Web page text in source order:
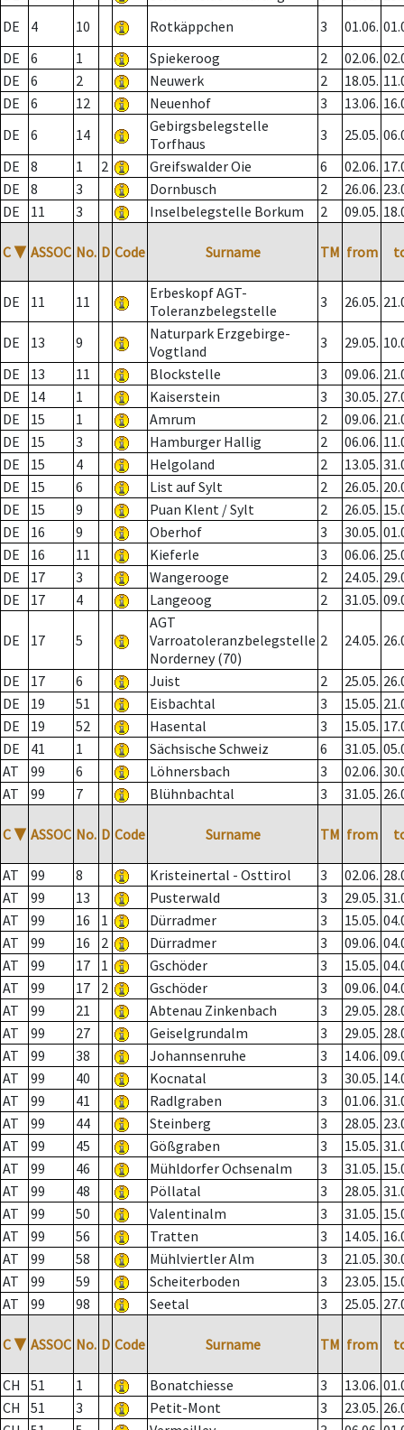
DE
4 10 Rotkäppchen 3 01.06.
DE
6 1 Spiekeroog 2 02.06.
DE
6 2 Neuwerk 2 18.05.
DE
6 12 Neuenhof 3 13.06.
DE
6 14
Gebirgsbelegstelle
Torfhaus
3 25.05.
DE
8 1 2 Greifswalder Oie 6 02.06.
DE
8 3 Dornbusch 2 26.06.
DE
11 3 Inselbelegstelle Borkum 2 09.05.
C ▼ ASSOC No. D Code Surname TM from
DE 11 11
Erbeskopf AGT-
Toleranzbelegstelle
3 26.05.
DE 13 9
Naturpark Erzgebirge-
Vogtland
3 29.05.
DE
13 11 Blockstelle 3 09.06.
DE
14 1 Kaiserstein 3 30.05.
DE
15 1 Amrum 2 09.06.
DE
15 3 Hamburger Hallig 2 06.06.
DE
15 4 Helgoland 2 13.05.
DE
15 6 List auf Sylt 2 26.05.
DE
15 9 Puan Klent / Sylt 2 26.05.
DE
16 9 Oberhof 3 30.05.
DE
16 11 Kieferle 3 06.06.
DE
17 3 Wangerooge 2 24.05.
DE
17 4 Langeoog 2 31.05.
DE 17 5
AGT
Varroatoleranzbelegstelle
Norderney (70)
2 24.05.
DE 17 6 Juist 2 25.05.
DE
19 51 Eisbachtal 3 15.05.
DE
19 52 Hasental 3 15.05.
DE
41 1 Sächsische Schweiz 6 31.05.
AT
99 6 Löhnersbach 3 02.06.
AT
99 7 Blühnbachtal 3 31.05.
C ▼ ASSOC No. D Code Surname TM from
AT 99 8 Kristeinertal - Osttirol 3 02.06.
AT
99 13 Pusterwald 3 29.05.
AT
99 16 1 Dürradmer 3 15.05.
AT
99 16 2 Dürradmer 3 09.06.
AT
99 17 1 Gschöder 3 15.05.
AT
99 17 2 Gschöder 3 09.06.
AT
99 21 Abtenau Zinkenbach 3 29.05.
AT
99 27 Geiselgrundalm 3 29.05.
AT
99 38 Johannsenruhe 3 14.06.
AT
99 40 Kocnatal 3 30.05.
AT
99 41 Radlgraben 3 01.06.
AT
99 44 Steinberg 3 28.05.
AT
99 45 Gößgraben 3 15.05.
AT
99 46 Mühldorfer Ochsenalm 3 31.05.
AT
99 48 Pöllatal 3 28.05.
AT
99 50 Valentinalm 3 31.05.
AT
99 56 Tratten 3 14.05.
AT
99 58 Mühlviertler Alm 3 21.05.
AT
99 59 Scheiterboden 3 23.05.
AT
99 98 Seetal 3 25.05.
C ▼ ASSOC No. D Code Surname TM from
CH 51 1 Bonatchiesse 3 13.06.
CH
51 3 Petit-Mont 3 23.05.